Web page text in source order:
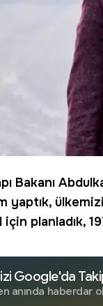
Bakanı
yaptık,
için planladık,
Google'da
anında haberdar